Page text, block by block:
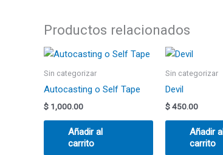
Productos relacionados
Sin categorizar
Autocasting o Self Tape
$ 1,000.00
Añadir al
carrito
Sin categorizar
Devil
$450.00
Añadir
carrito